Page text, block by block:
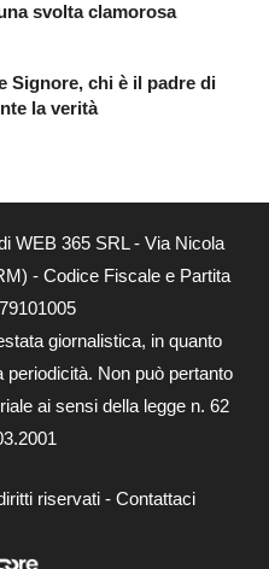
svolta clamorosa
Signore, chi è il padre di
la verità
WEB 365 SRL - Via Nicola
- Codice Fiscale e Partita
giornalistica, in quanto
Non può pertanto
ai sensi della legge n. 62
riservati - Contattaci